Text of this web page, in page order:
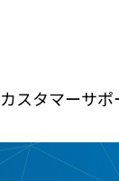
カスタマーサポ